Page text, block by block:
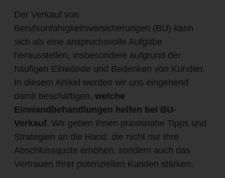
Der Verkauf von
Berufsunfähigkeitsversicherungen (BU) kann
sich als eine anspruchsvolle Aufgabe
herausstellen, insbesondere aufgrund der
häufigen Einwände und Bedenken von Kunden.
In diesem Artikel werden wir uns eingehend
damit beschäftigen, welche
Einwandbehandlungen helfen bei BU-
Verkauf. Wir geben Ihnen praxisnahe Tipps und
Strategien an die Hand, die nicht nur Ihre
Abschlussquote erhöhen, sondern auch das
Vertrauen Ihrer potenziellen Kunden stärken.